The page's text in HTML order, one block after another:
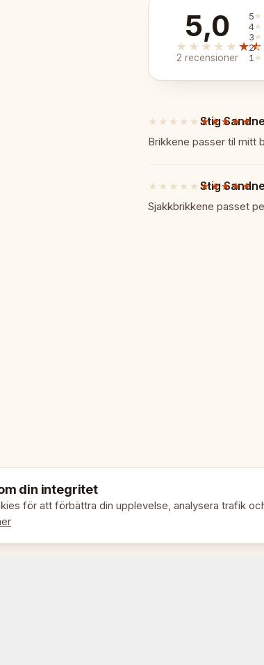
5,0
★★★★★
2 recensioner
5
4
3
2
1
★★★★★ ★★★★★
5
av
Stig
Brikkene passer til mitt
★★★★★ ★★★★★
5
av
Stig
Sjakkbrikkene passet
din integritet
för att förbättra din upplevelse, analysera trafik